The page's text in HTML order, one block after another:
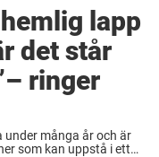
lapp
det står
ringer
under många år och är
som kan uppstå i ett